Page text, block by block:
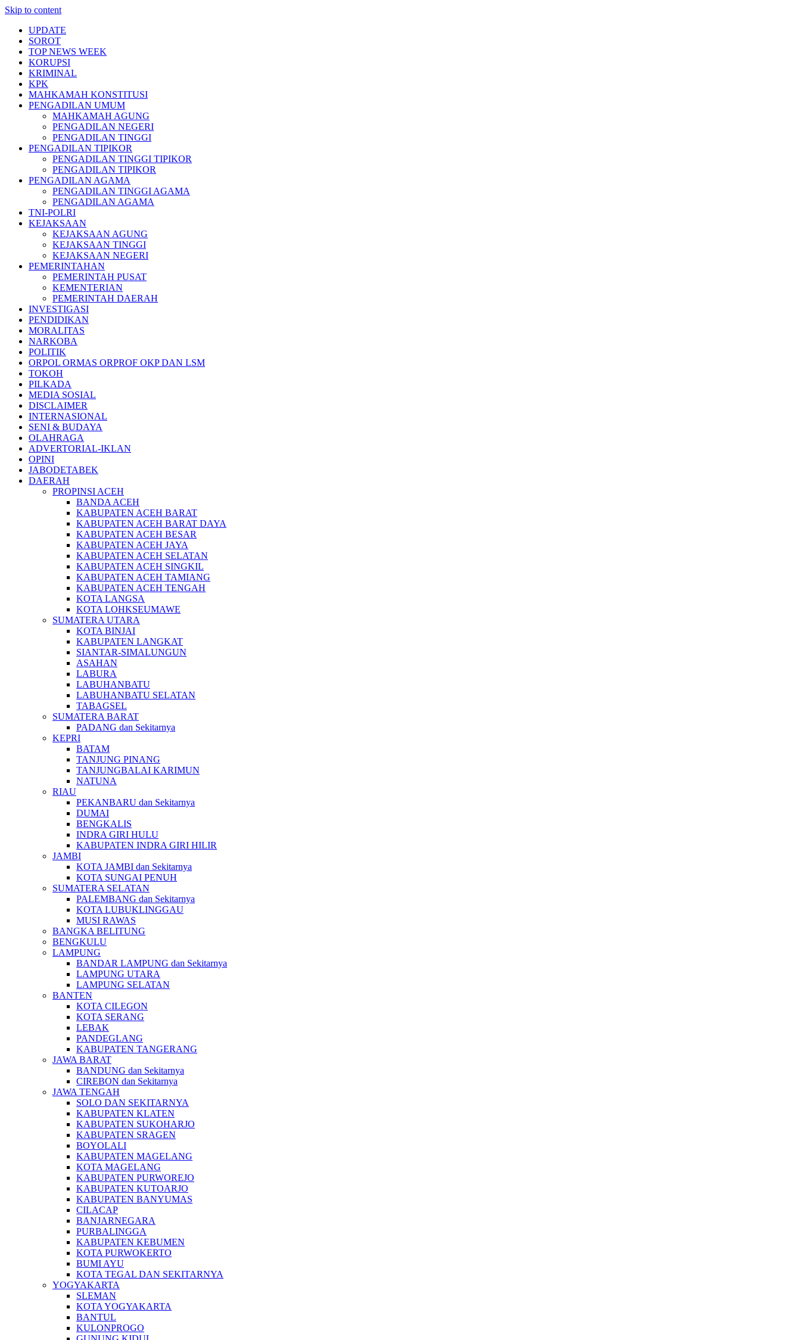
Skip to content
UPDATE
SOROT
TOP NEWS WEEK
KORUPSI
KRIMINAL
KPK
MAHKAMAH KONSTITUSI
PENGADILAN UMUM
MAHKAMAH AGUNG
PENGADILAN NEGERI
PENGADILAN TINGGI
PENGADILAN TIPIKOR
PENGADILAN TINGGI TIPIKOR
PENGADILAN TIPIKOR
PENGADILAN AGAMA
PENGADILAN TINGGI AGAMA
PENGADILAN AGAMA
TNI-POLRI
KEJAKSAAN
KEJAKSAAN AGUNG
KEJAKSAAN TINGGI
KEJAKSAAN NEGERI
PEMERINTAHAN
PEMERINTAH PUSAT
KEMENTERIAN
PEMERINTAH DAERAH
INVESTIGASI
PENDIDIKAN
MORALITAS
NARKOBA
POLITIK
ORPOL ORMAS ORPROF OKP DAN LSM
TOKOH
PILKADA
MEDIA SOSIAL
DISCLAIMER
INTERNASIONAL
SENI & BUDAYA
OLAHRAGA
ADVERTORIAL-IKLAN
OPINI
JABODETABEK
DAERAH
PROPINSI ACEH
BANDA ACEH
KABUPATEN ACEH BARAT
KABUPATEN ACEH BARAT DAYA
KABUPATEN ACEH BESAR
KABUPATEN ACEH JAYA
KABUPATEN ACEH SELATAN
KABUPATEN ACEH SINGKIL
KABUPATEN ACEH TAMIANG
KABUPATEN ACEH TENGAH
KOTA LANGSA
KOTA LOHKSEUMAWE
SUMATERA UTARA
KOTA BINJAI
KABUPATEN LANGKAT
SIANTAR-SIMALUNGUN
ASAHAN
LABURA
LABUHANBATU
LABUHANBATU SELATAN
TABAGSEL
SUMATERA BARAT
PADANG dan Sekitarnya
KEPRI
BATAM
TANJUNG PINANG
TANJUNGBALAI KARIMUN
NATUNA
RIAU
PEKANBARU dan Sekitarnya
DUMAI
BENGKALIS
INDRA GIRI HULU
KABUPATEN INDRA GIRI HILIR
JAMBI
KOTA JAMBI dan Sekitarnya
KOTA SUNGAI PENUH
SUMATERA SELATAN
PALEMBANG dan Sekitarnya
KOTA LUBUKLINGGAU
MUSI RAWAS
BANGKA BELITUNG
BENGKULU
LAMPUNG
BANDAR LAMPUNG dan Sekitarnya
LAMPUNG UTARA
LAMPUNG SELATAN
BANTEN
KOTA CILEGON
KOTA SERANG
LEBAK
PANDEGLANG
KABUPATEN TANGERANG
JAWA BARAT
BANDUNG dan Sekitarnya
CIREBON dan Sekitarnya
JAWA TENGAH
SOLO DAN SEKITARNYA
KABUPATEN KLATEN
KABUPATEN SUKOHARJO
KABUPATEN SRAGEN
BOYOLALI
KABUPATEN MAGELANG
KOTA MAGELANG
KABUPATEN PURWOREJO
KABUPATEN KUTOARJO
KABUPATEN BANYUMAS
CILACAP
BANJARNEGARA
PURBALINGGA
KABUPATEN KEBUMEN
KOTA PURWOKERTO
BUMI AYU
KOTA TEGAL DAN SEKITARNYA
YOGYAKARTA
SLEMAN
KOTA YOGYAKARTA
BANTUL
KULONPROGO